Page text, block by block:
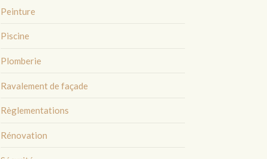
Peinture
Piscine
Plomberie
Ravalement de façade
Règlementations
Rénovation